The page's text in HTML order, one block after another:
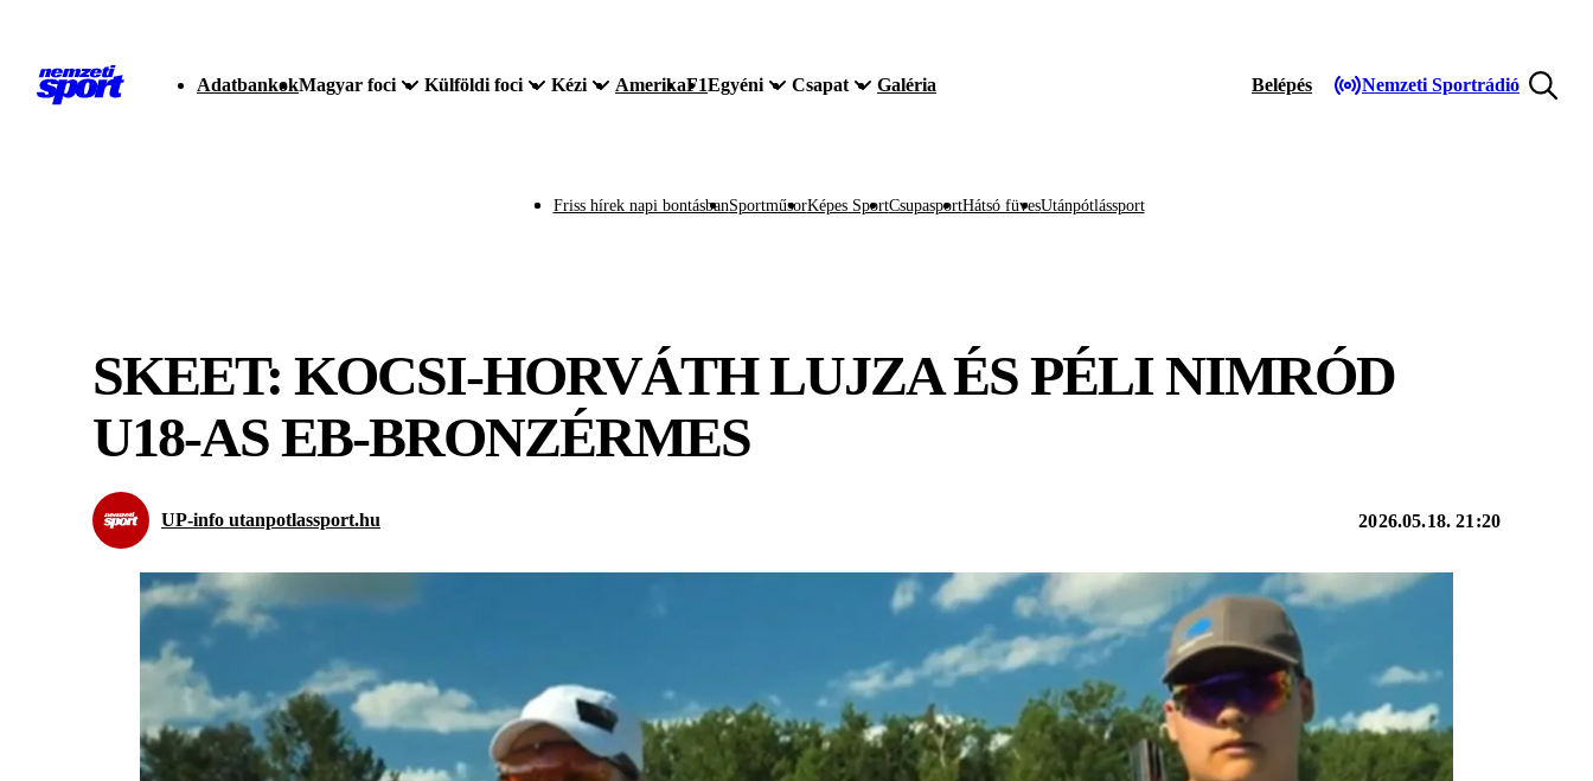
AdatbankokMagyar foci Külföldi foci Kézi AmerikaF1Egyéni Csapat Galéria Belépés Nemzeti Sportrádió
Friss hírek napi bontásbanSportműsorKépes SportCsupasportHátsó füvesUtánpótlássport
SKEET: KOCSI-HORVÁTH LUJZA ÉS PÉLI NIMRÓD
U18-AS EB-BRONZÉRMES
UP-info utanpotlassport.hu 2026.05.18. 21:20